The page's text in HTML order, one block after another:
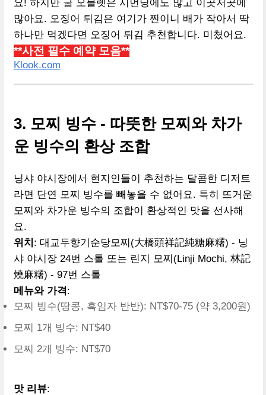
요! 하지만 굴 오믈렛은 시먼딩에도 많고 이곳저곳에
많아요. 오징어 튀김은 여기가 찐이니 배가 작아서 딱
하나만 먹겠다면 오징어 튀김 추천합니다. 미쳤어요.
**사전 필수 예약 모음**
Klook.com
3. 모찌 빙수 - 따뜻한 모찌와 차가
운 빙수의 환상 조합
닝샤 야시장에서 현지인들이 추천하는 달콤한 디저트
라면 단연 모찌 빙수를 빼놓을 수 없어요. 특히 뜨거운
모찌와 차가운 빙수의 조합이 환상적인 맛을 선사해
요.
위치 : 대교두향기순당모찌(大橋頭祥記純糖麻糬) - 닝
샤 야시장 24번 스톨 또는 린지 모찌(Linji Mochi, 林記
燒麻糬) - 97번 스톨
메뉴와 가격:
모찌 빙수(땅콩, 흑임자 반반): NT$70-75 (약 3,200원)
모찌 1개 빙수: NT$40
모찌 2개 빙수: NT$70
맛 리뷰: